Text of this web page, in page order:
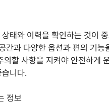
태와 이력을 확인하는 것이
간과 다양한 옵션과 편의 기
의할 사항을 지켜야 안전하게
니다.
정보